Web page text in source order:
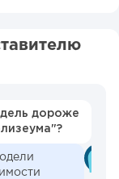
дороже